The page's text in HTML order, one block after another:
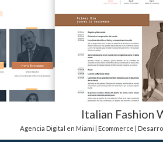
Italian Fashion
Agencia Digital en Miami | Ecommerce |